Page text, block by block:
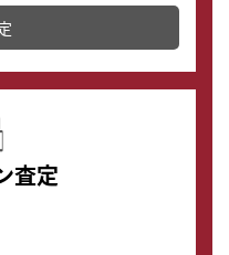
に出すことが可能で
査定